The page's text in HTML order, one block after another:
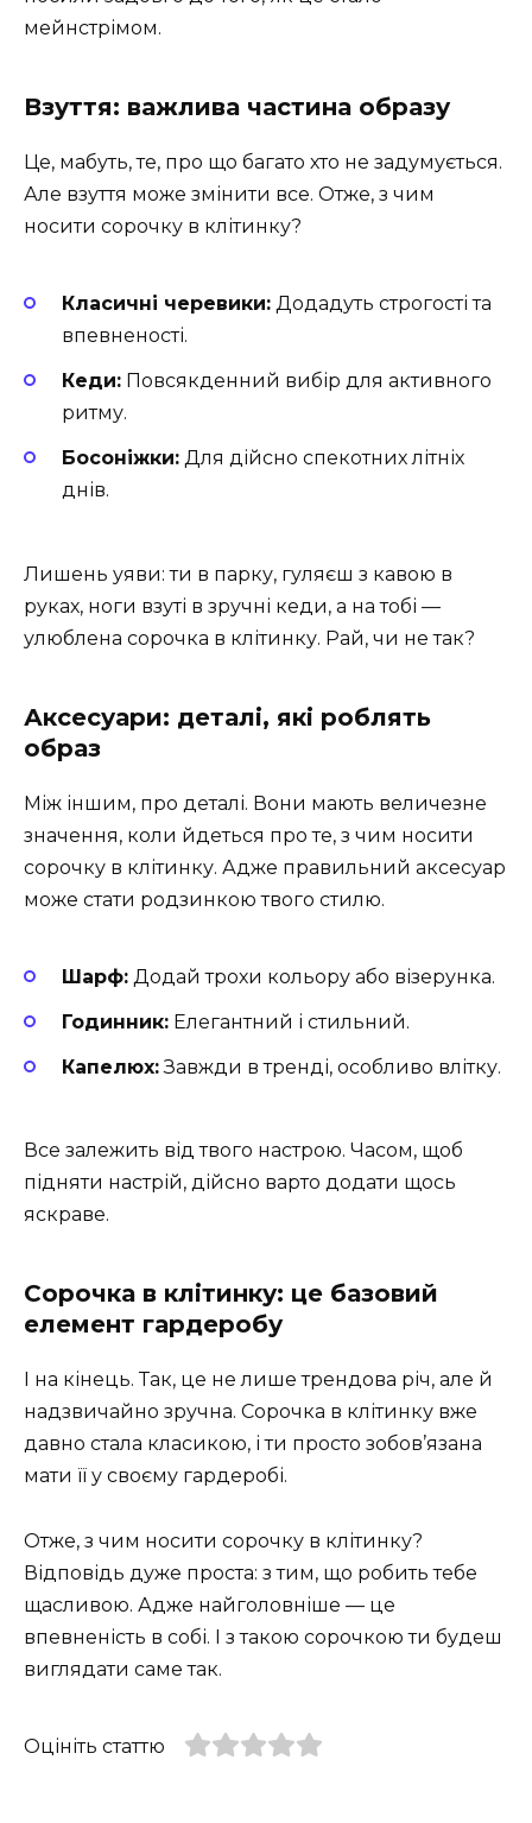
мейнстрімом.
Взуття: важлива частина образу
Це, мабуть, те, про що багато хто не задумується.
Але взуття може змінити все. Отже, з чим
носити сорочку в клітинку?
Класичні черевики: Додадуть строгості та
впевненості.
Кеди: Повсякденний вибір для активного
ритму.
Босоніжки: Для дійсно спекотних літніх
днів.
Лишень уяви: ти в парку, гуляєш з кавою в
руках, ноги взуті в зручні кеди, а на тобі —
улюблена сорочка в клітинку. Рай, чи не так?
Аксесуари: деталі, які роблять
образ
Між іншим, про деталі. Вони мають величезне
значення, коли йдеться про те, з чим носити
сорочку в клітинку. Адже правильний аксесуар
може стати родзинкою твого стилю.
Шарф: Додай трохи кольору або візерунка.
Годинник: Елегантний і стильний.
Капелюх:Завжди в тренді, особливо влітку.
Все залежить від твого настрою. Часом, щоб
підняти настрій, дійсно варто додати щось
яскраве.
Сорочка в клітинку: це базовий
елемент гардеробу
І на кінець. Так, це не лише трендова річ, але й
надзвичайно зручна. Сорочка в клітинку вже
давно стала класикою, і ти просто зобов’язана
мати її у своєму гардеробі.
Отже, з чим носити сорочку в клітинку?
Відповідь дуже проста: з тим, що робить тебе
щасливою. Адже найголовніше — це
впевненість в собі. І з такою сорочкою ти будеш
виглядати саме так.
Оцініть статтю